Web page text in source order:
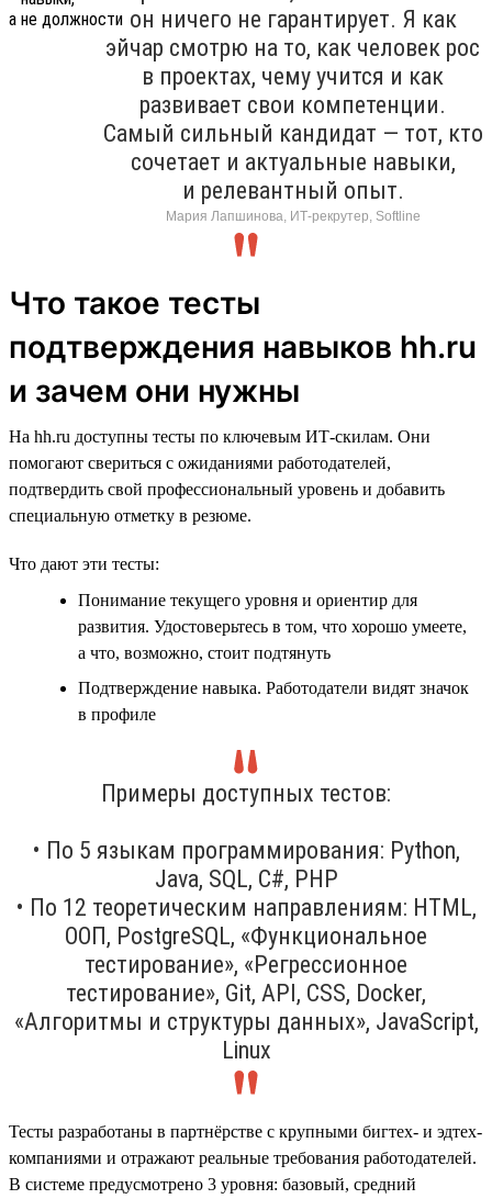
он ничего не гарантирует. Я как
эйчар смотрю на то, как человек рос
в проектах, чему учится и как
развивает свои компетенции.
Самый сильный кандидат — тот, кто
сочетает и актуальные навыки,
и релевантный опыт.
Мария Лапшинова, ИТ-рекрутер, Softline
Что такое тесты
подтверждения навыков hh.ru
и зачем они нужны
На hh.ru доступны тесты по ключевым ИТ-скилам. Они
помогают свериться с ожиданиями работодателей,
подтвердить свой профессиональный уровень и добавить
специальную отметку в резюме.
Что дают эти тесты:
Понимание текущего уровня и ориентир для
развития. Удостоверьтесь в том, что хорошо умеете,
а что, возможно, стоит подтянуть
Подтверждение навыка. Работодатели видят значок
в профиле
Примеры доступных тестов:
• По 5 языкам программирования: Python,
Java, SQL, C#, PHP
• По 12 теоретическим направлениям: HTML,
ООП, PostgreSQL, «Функциональное
тестирование», «Регрессионное
тестирование», Git, API, CSS, Docker,
«Алгоритмы и структуры данных», JavaScript,
Linux
Тесты разработаны в партнёрстве с крупными бигтех- и эдтех-
компаниями и отражают реальные требования работодателей.
В системе предусмотрено 3 уровня: базовый, средний